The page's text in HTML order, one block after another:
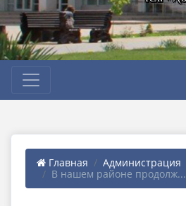
Главная Администрация
В нашем районе продолж...